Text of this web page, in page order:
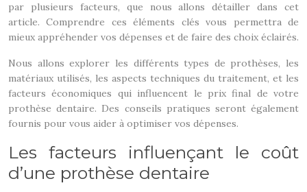
par plusieurs facteurs, que nous allons détailler dans cet
article. Comprendre ces éléments clés vous permettra de
mieux appréhender vos dépenses et de faire des choix éclairés.
Nous allons explorer les différents types de prothèses, les
matériaux utilisés, les aspects techniques du traitement, et les
facteurs économiques qui influencent le prix final de votre
prothèse dentaire. Des conseils pratiques seront également
fournis pour vous aider à optimiser vos dépenses.
Les facteurs influençant le coût
d’une prothèse dentaire